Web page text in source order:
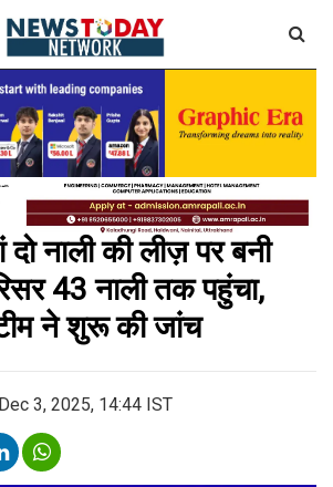
दो नाली की लीज़ पर बनी
43 नाली तक पहुंचा,
ने शुरू की जांच
Dec 3, 2025, 14:44 IST